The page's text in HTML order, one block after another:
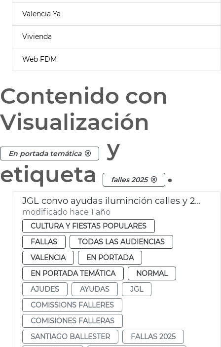
Valencia Ya
Vivienda
Web FDM
Contenido con
Visualización
En portada temática
y
etiqueta
falles 2025 .
JGL convo ayudas iluminción calles y 25 aniversario fallas
modificado hace 1 año
CULTURA Y FIESTAS POPULARES
FALLAS
TODAS LAS AUDIENCIAS
VALENCIA
EN PORTADA
EN PORTADA TEMÁTICA
NORMAL
AJUDES
AYUDAS
JGL
COMISSIONS FALLERES
COMISIONES FALLERAS
SANTIAGO BALLESTER
FALLAS 2025